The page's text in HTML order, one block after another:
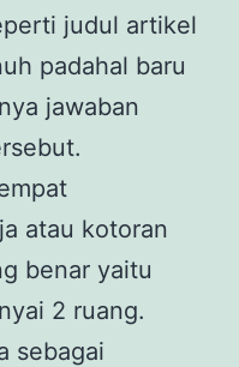
judul artikel
padahal baru
jawaban
atau kotoran
benar yaitu
2 ruang.
sebagai